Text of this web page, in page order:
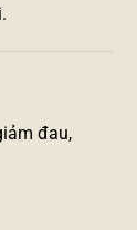
đau,